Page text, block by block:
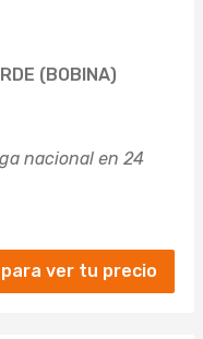
(BOBINA)
nacional en 24
para ver tu precio